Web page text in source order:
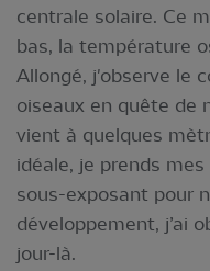
centrale solaire. Ce
bas, la température
Allongé, j'observe le
oiseaux en quête de
vient à quelques
idéale, je prends
sous-exposant pour
développement, j’ai
jour-là.